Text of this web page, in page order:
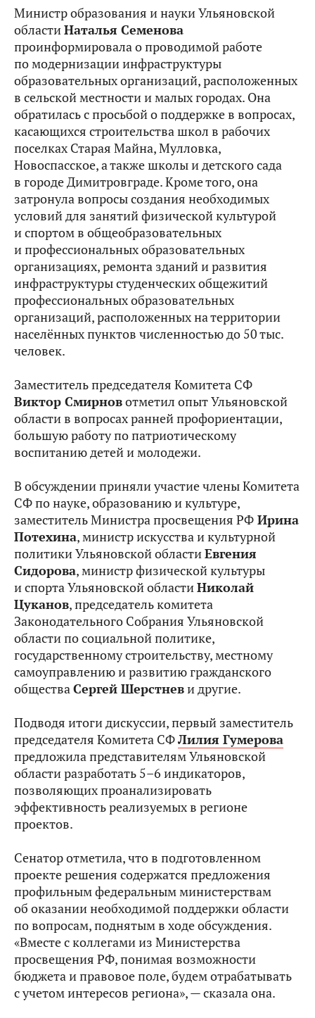
Министр образования и науки Ульяновской
областиНаталья Семенова
проинформировала о проводимой работе
по модернизации инфраструктуры
образовательных организаций, расположенных
в сельской местности и малых городах. Она
обратилась с просьбой о поддержке в вопросах,
касающихся строительства школ в рабочих
поселках Старая Майна, Мулловка,
Новоспасское, а также школы и детского сада
в городе Димитровграде. Кроме того, она
затронула вопросы создания необходимых
условий для занятий физической культурой
и спортом в общеобразовательных
и профессиональных образовательных
организациях, ремонта зданий и развития
инфраструктуры студенческих общежитий
профессиональных образовательных
организаций, расположенных на территории
населённых пунктов численностью до 50 тыс.
человек.
Заместитель председателя Комитета СФ
Виктор Смирновотметил опыт Ульяновской
области в вопросах ранней профориентации,
большую работу по патриотическому
воспитанию детей и молодежи.
В обсуждении приняли участие члены Комитета
СФ по науке, образованию и культуре,
заместитель Министра просвещения РФ Ирина
Потехина, министр искусства и культурной
политики Ульяновской областиЕвгения
Сидорова, министр физической культуры
и спорта Ульяновской областиНиколай
Цуканов, председатель комитета
Законодательного Собрания Ульяновской
области по социальной политике,
государственному строительству, местному
самоуправлению и развитию гражданского
обществаСергей Шерстневи другие.
Подводя итоги дискуссии, первый заместитель
председателя Комитета СФЛилия Гумерова
предложила представителям Ульяновской
области разработать 5–6 индикаторов,
позволяющих проанализировать
эффективность реализуемых в регионе
проектов.
Сенатор отметила, что в подготовленном
проекте решения содержатся предложения
профильным федеральным министерствам
об оказании необходимой поддержки области
по вопросам, поднятым в ходе обсуждения.
«Вместе с коллегами из Министерства
просвещения РФ, понимая возможности
бюджета и правовое поле, будем отрабатывать
с учетом интересов региона», — сказала она.